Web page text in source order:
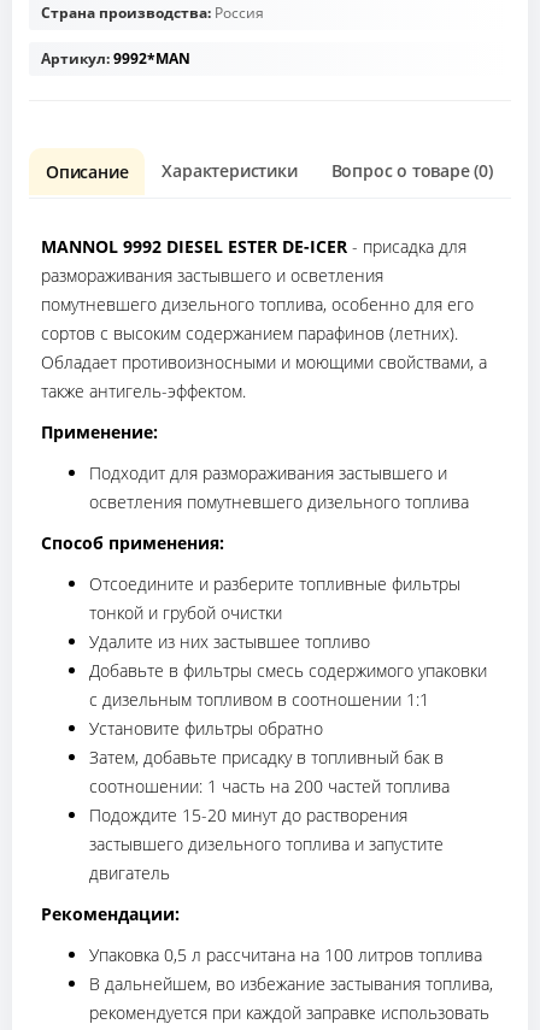
Страна производства: Россия
Артикул:9992*MAN
Описание Характеристики Вопрос о товаре (0)
MANNOL 9992 DIESEL ESTER DE-ICER - присадка для
размораживания застывшего и осветления
помутневшего дизельного топлива, особенно для его
сортов с высоким содержанием парафинов (летних).
Обладает противоизносными и моющими свойствами, а
также антигель-эффектом.
Применение:
Подходит для размораживания застывшего и
осветления помутневшего дизельного топлива
Способ применения:
Отсоедините и разберите топливные фильтры
тонкой и грубой очистки
Удалите из них застывшее топливо
Добавьте в фильтры смесь содержимого упаковки
с дизельным топливом в соотношении 1:1
Установите фильтры обратно
Затем, добавьте присадку в топливный бак в
соотношении: 1 часть на 200 частей топлива
Подождите 15-20 минут до растворения
застывшего дизельного топлива и запустите
двигатель
Рекомендации:
Упаковка 0,5 л рассчитана на 100 литров топлива
В дальнейшем, во избежание застывания топлива,
рекомендуется при каждой заправке использовать